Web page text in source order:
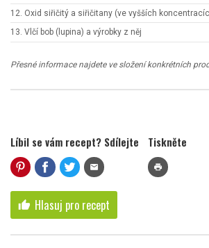
12. Oxid siřičitý a siřičitany (ve vyšších
13. Vlčí bob (lupina) a výrobky z něj
Přesné informace najdete ve složení konkrétních
Líbil se vám recept? Sdílejte
mail
Tiskněte
print
thumb_up Hlasuj pro recept